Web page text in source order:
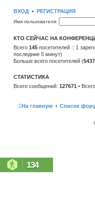
н
м
о
б
щ
е
ю
т
к
о
с
л
е
д
н
у
о
е
ВХОД • РЕГИСТРАЦИЯ
Имя пользователя:
КТО СЕЙЧАС НА
Всего 145 посетителей :: 1
последние 5 минут)
Больше всего посетителей (5437
СТАТИСТИКА
Всего сообщений: 127671 •
На главную Список
134